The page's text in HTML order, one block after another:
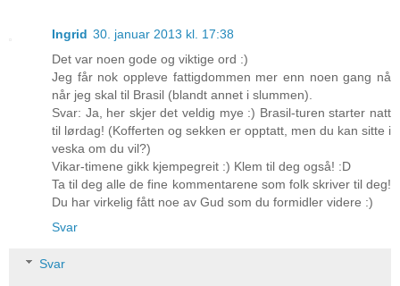
Ingrid 30. januar 2013 kl. 17:38
Det var noen gode og viktige ord :)
Jeg får nok oppleve fattigdommen mer enn noen gang nå
når jeg skal til Brasil (blandt annet i slummen).
Svar: Ja, her skjer det veldig mye :) Brasil-turen starter natt
til lørdag! (Kofferten og sekken er opptatt, men du kan sitte i
veska om du vil?)
Vikar-timene gikk kjempegreit :) Klem til deg også! :D
Ta til deg alle de fine kommentarene som folk skriver til deg!
Du har virkelig fått noe av Gud som du formidler videre :)
Svar
Svar